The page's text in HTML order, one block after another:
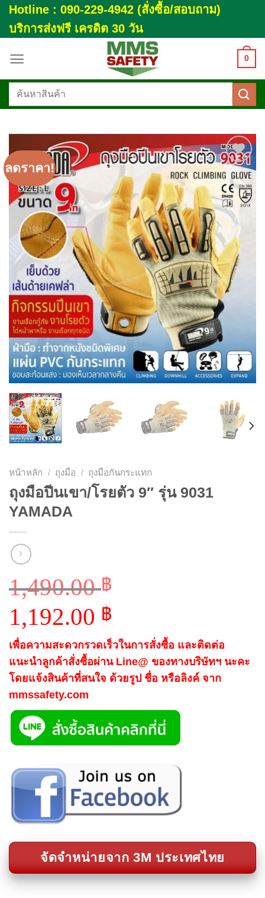
Skip
to
content
Hotline : 090-229-4942 (สั่งซื้อ/สอบถาม)
บริการส่งฟรี เครดิต 30 วัน
0
ค้นหา:
ลดราคา!
Add to
wishlist
หน้าหลัก / ถุงมือ / ถุงมือกันกระแทก
ถุงมือปีนเขา/โรยตัว 9″ รุ่น 9031
YAMADA
1,490.00฿
Original
price
was:
1,490.00 ฿.
1,192.00 ฿
Current
price
is:
1,192.00 ฿.
เพื่อความสะดวกรวดเร็วในการสั่งซื้อ และติดต่อ
แนะนำลูกค้าสั่งซื้อผ่าน Line@ ของทางบริษัทฯ นะคะ
โดยแจ้งสินค้าที่สนใจ ด้วยรูป ชื่อ หรือลิงค์ จาก
mmssafety.com
จัดจำหน่ายจาก 3M ประเทศไทย